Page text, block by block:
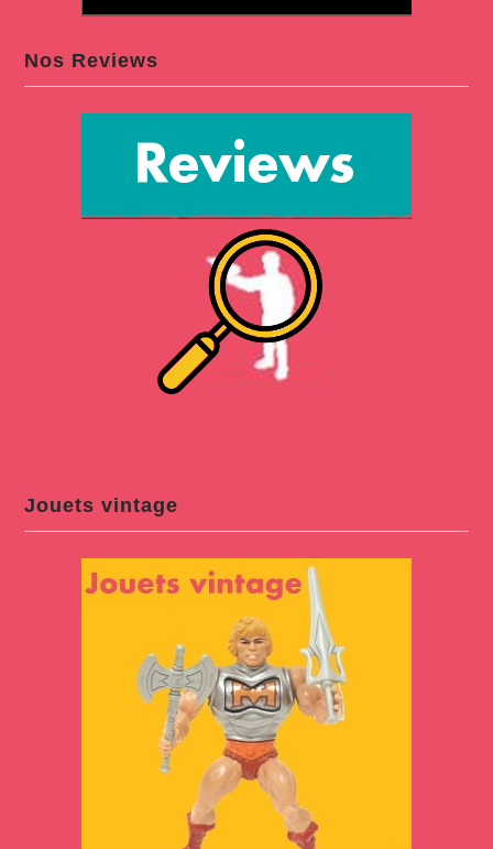
Nos Reviews
Jouets vintage